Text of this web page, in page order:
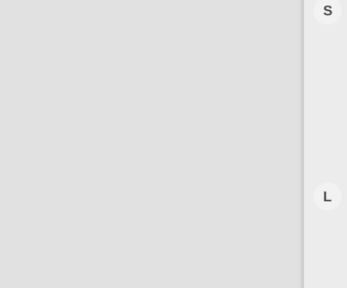
S
L